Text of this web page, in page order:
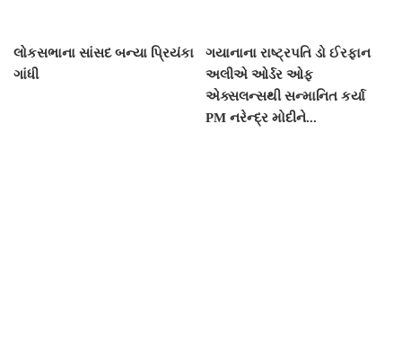
લોકસભાના સાંસદ બન્યા પ્રિયંકા
ગાંધી
ગયાનાના રાષ્ટ્રપતિ ડો ઈરફાન
અલીએ ઓર્ડર ઓફ
એક્સલન્સથી સન્માનિત કર્યા
PM નરેન્દ્ર મોદીને...